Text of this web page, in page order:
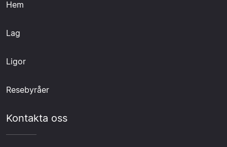
Hem
Lag
Ligor
Resebyråer
Kontakta oss